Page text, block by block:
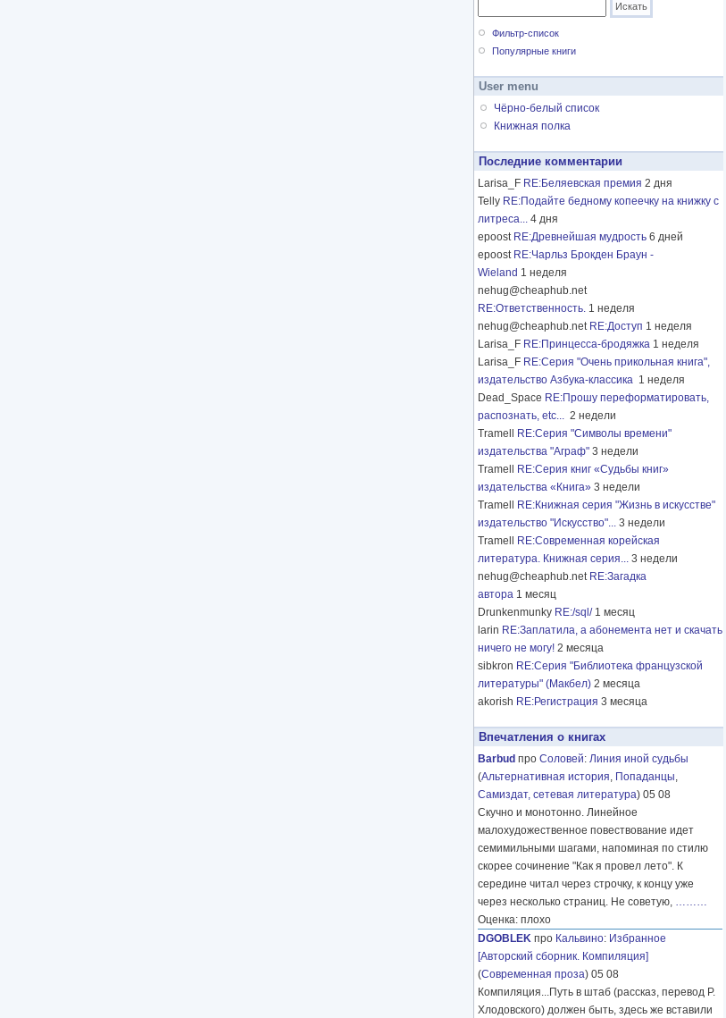
Фильтр-список
Популярные книги
User menu
Чёрно-белый список
Книжная полка
Последние комментарии
Larisa_F RE:Беляевская премия 2 дня
Telly RE:Подайте бедному копеечку на книжку с
литреса... 4 дня
epoost RE:Древнейшая мудрость 6 дней
epoost RE:Чарльз Брокден Браун -
Wieland 1 неделя
nehug@cheaphub.net
RE:Ответственность. 1 неделя
nehug@cheaphub.net RE:Доступ 1 неделя
Larisa_F RE:Принцесса-бродяжка 1 неделя
Larisa_F RE:Серия "Очень прикольная книга",
издательство Азбука-классика 1 неделя
Dead_Space RE:Прошу переформатировать,
распознать, etc... 2 недели
Tramell
RE:Серия "Символы времени"
издательства "Аграф" 3 недели
Tramell
RE:Серия книг «Судьбы книг»
издательства «Книга» 3 недели
Tramell
RE:Книжная серия "Жизнь в искусстве"
издательство "Искусство"... 3 недели
Tramell
RE:Современная корейская
литература. Книжная серия... 3 недели
nehug@cheaphub.net RE:Загадка
автора 1 месяц
Drunkenmunky RE:/sql/ 1 месяц
larin RE:Заплатила, а абонемента нет и скачать
ничего не могу! 2 месяца
sibkron RE:Серия "Библиотека французской
литературы" (Макбел) 2 месяца
akorish RE:Регистрация 3 месяца
Впечатления о книгах
Barbud про Соловей: Линия иной судьбы
(Альтернативная история, Попаданцы,
Самиздат, сетевая литература) 05 08
Скучно и монотонно. Линейное
малохудожественное повествование идет
семимильными шагами, напоминая по стилю
скорее сочинение "Как я провел лето". К
середине читал через строчку, к концу уже
через несколько страниц. Не советую, ………
Оценка: плохо
DGOBLEK про Кальвино: Избранное
[Авторский сборник. Компиляция]
(Современная проза) 05 08
Компиляция...Путь в штаб (рассказ, перевод Р.
Хлодовского) должен быть, здесь же вставили